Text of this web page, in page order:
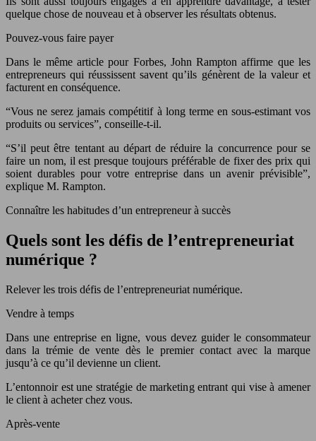
quelque chose de nouveau et à observer les résultats obtenus.
Pouvez-vous faire payer
Dans le même article pour Forbes, John Rampton affirme que les
entrepreneurs qui réussissent savent qu’ils génèrent de la valeur et
facturent en conséquence.
“Vous ne serez jamais compétitif à long terme en sous-estimant vos
produits ou services”, conseille-t-il.
“S’il peut être tentant au départ de réduire la concurrence pour se
faire un nom, il est presque toujours préférable de fixer des prix qui
soient durables pour votre entreprise dans un avenir prévisible”,
explique M. Rampton.
Connaître les habitudes d’un entrepreneur à succès
Quels sont les défis de l’entrepreneuriat
numérique ?
Relever les trois défis de l’entrepreneuriat numérique.
Vendre à temps
Dans une entreprise en ligne, vous devez guider le consommateur
dans la trémie de vente dès le premier contact avec la marque
jusqu’à ce qu’il devienne un client.
L’entonnoir est une stratégie de marketing entrant qui vise à amener
le client à acheter chez vous.
Après-vente